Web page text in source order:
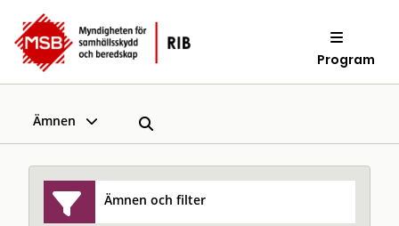
Program
Ämnen
Ämnen och filter